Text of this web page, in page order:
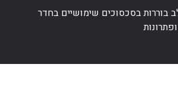
בוררות בסכסוכים שימושיים בחדר